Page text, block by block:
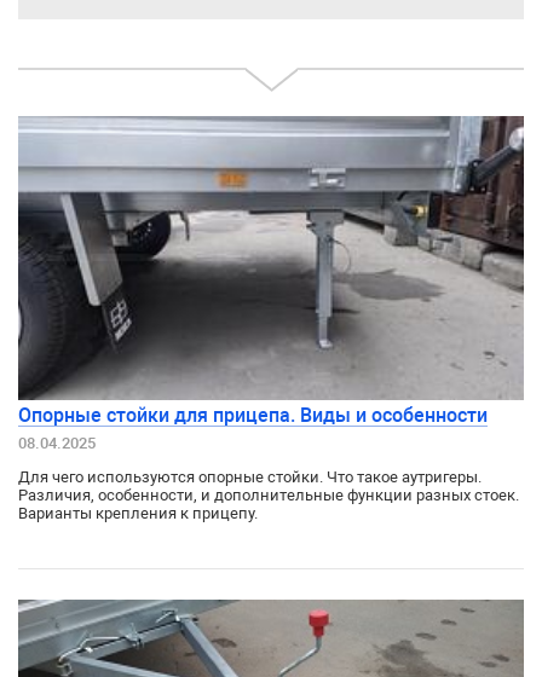
Опорные стойки для прицепа. Виды и особенности
08.04.2025
Для чего используются опорные стойки. Что такое аутригеры.
Различия, особенности, и дополнительные функции разных стоек.
Варианты крепления к прицепу.